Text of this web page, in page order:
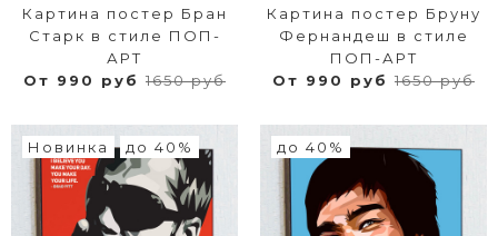
Картина постер Бран
Старк в стиле ПОП-
АРТ
От 990 руб 1650 руб
Картина постер Бруну
Фернандеш в стиле
ПОП-АРТ
От 990 руб 1650 руб
Новинка до 40% до 40%